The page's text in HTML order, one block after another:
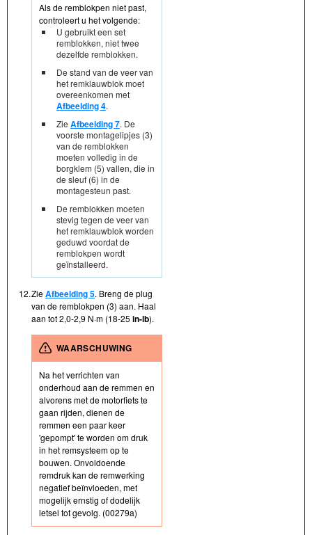
Als de remblokpen niet past,
controleert u het volgende:
U gebruikt een set
remblokken, niet twee
dezelfde remblokken.
De stand van de veer van
het remklauwblok moet
overeenkomen met
Afbeelding 4.
Zie Afbeelding 7. De
voorste montagelipjes (3)
van de remblokken
moeten volledig in de
borgklem (5) vallen, die in
de sleuf (6) in de
montagesteun past.
De remblokken moeten
stevig tegen de veer van
het remklauwblok worden
geduwd voordat de
remblokpen wordt
geïnstalleerd.
12.ZieAfbeelding 5. Breng de plug
van de remblokpen (3) aan. Haal
aan tot 2,0-2,9 N·m (18-25 in- lb).
WAARSCHUWING
Na het verrichten van
onderhoud aan de remmen en
alvorens met de motorfiets te
gaan rijden, dienen de
remmen een paar keer
'gepompt' te worden om druk
in het remsysteem op te
bouwen. Onvoldoende
remdruk kan de remwerking
negatief beïnvloeden, met
mogelijk ernstig of dodelijk
letsel tot gevolg. (00279a)